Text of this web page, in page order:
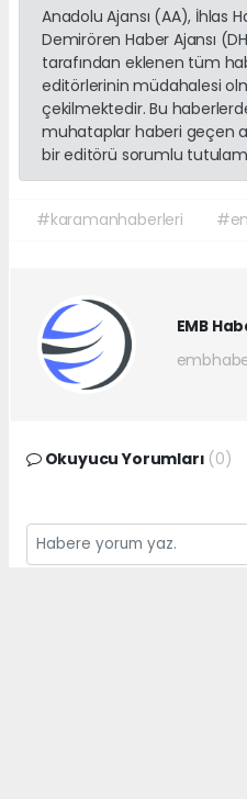
Anadolu Ajansı (AA), İhlas
Demirören Haber Ajansı
tarafından eklenen tüm
editörlerinin müdahalesi
çekilmektedir. Bu
muhataplar haberi geçen
bir editörü sorumlu
#karamanhaberleri
EMB
Okuyucu Yorumları (0)